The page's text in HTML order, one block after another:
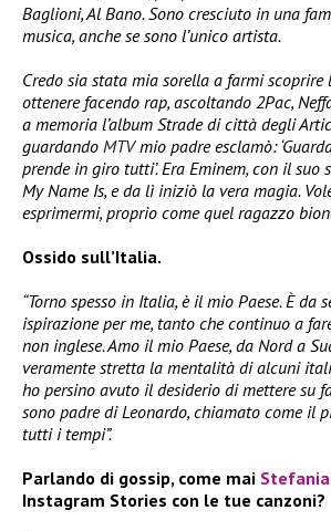
Baglioni, Al Bano. Sono cresciuto in una
musica, anche se sono l’unico artista.
Credo sia stata mia sorella a farmi
ottenere facendo rap, ascoltando 2Pac,
a memoria l’album Strade di città degli
guardando MTVmio padre esclamò:
prende in giro tutti’. Era Eminem, con il
My Name Is, e da lì iniziò la vera magia.
esprimermi, proprio come quel ragazzo
Ossido sull’Italia.
“Torno spesso in Italia, è il mio Paese. È da
ispirazione per me, tanto che continuo a
non inglese. Amo il mio Paese, da Nord a
veramente stretta la mentalità di alcuni
ho persino avuto il desiderio di mettere su
sono padre di Leonardo, chiamato come il
tutti i tempi”.
Parlando di gossip, come mai
Instagram Stories con le tue canzoni?